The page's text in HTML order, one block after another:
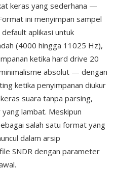
keras yang sederhana —
ini menyimpan sampel
aplikasi untuk
(4000 hingga 11025 Hz),
ketika hard drive 20
absolut — dengan
ketika penyimpanan diukur
suara tanpa parsing,
lambat. Meskipun
salah satu format yang
dalam arsip
SNDR dengan parameter